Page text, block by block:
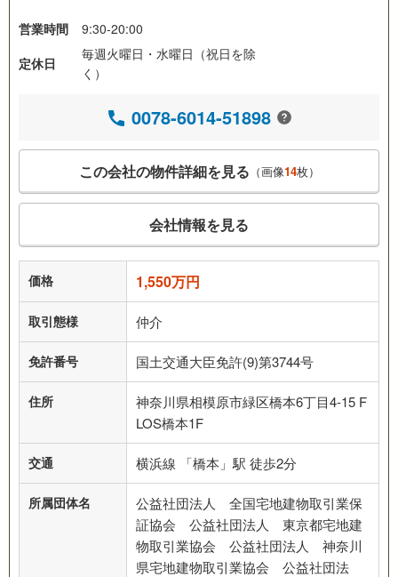
営業時間
9:30-20:00
定休日
毎週火曜日・水曜日（祝日を除
く）
0078-6014-51898
この会社の物件詳細を見る （画像14枚）
会社情報を見る
価格 1,550万円
取引態様 仲介
免許番号 国土交通大臣免許(9)第3744号
住所
神奈川県相模原市緑区橋本6丁目4-15 F
LOS橋本1F
交通 横浜線 「橋本」駅 徒歩2分
所属団体名
公益社団法人 全国宅地建物取引業保
証協会 公益社団法人 東京都宅地建
物取引業協会 公益社団法人 神奈川
県宅地建物取引業協会 公益社団法